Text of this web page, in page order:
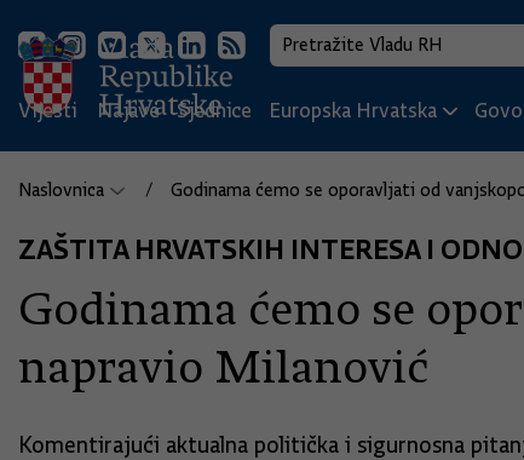
Vijesti Najave Sjednice Europska Hrvatska
Naslovnica Godinama ćemo se oporavljati od
ZAŠTITA HRVATSKIH INTERESA I
Godinama ćemo se
napravio Milanović
Komentirajući aktualna politička i sigurnosna